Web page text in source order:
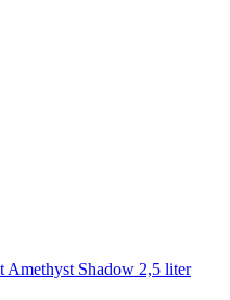
Shadow 2,5 liter